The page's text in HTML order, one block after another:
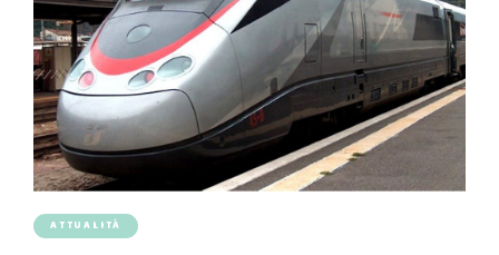
ATTUALITÀ